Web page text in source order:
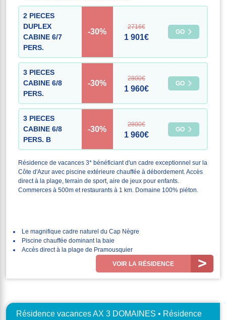
2 PIECES
DUPLEX
CABINE 6/7
PERS.
-30%
2716€
1 901€
GO
3 PIECES
CABINE 6/8
PERS.
-30%
2800€
1 960€
GO
3 PIECES
CABINE 6/8
PERS. B
-30%
2800€
1 960€
GO
Résidence de vacances 3* bénéficiant d'un cadre exceptionnel sur la
Côte d'Azur avec piscine extérieure chauffée à débordement. Accès
direct à la plage, terrain de sport, aire de jeux pour enfants.
Commerces à 500m et restaurants à 1 km. Domaine 100% piéton.
Le magnifique cadre naturel du Cap Nègre
Piscine chauffée dominant la baie
Accès direct à la plage de Pramousquier
VOIR LA RÉSIDENCE
Résidence vacances AX 3 DOMAINES • Résidence